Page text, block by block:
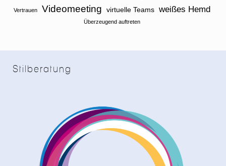
Vertrauen Videomeeting virtuelle Teams weißes Hemd
Überzeugend auftreten
Stilberatung